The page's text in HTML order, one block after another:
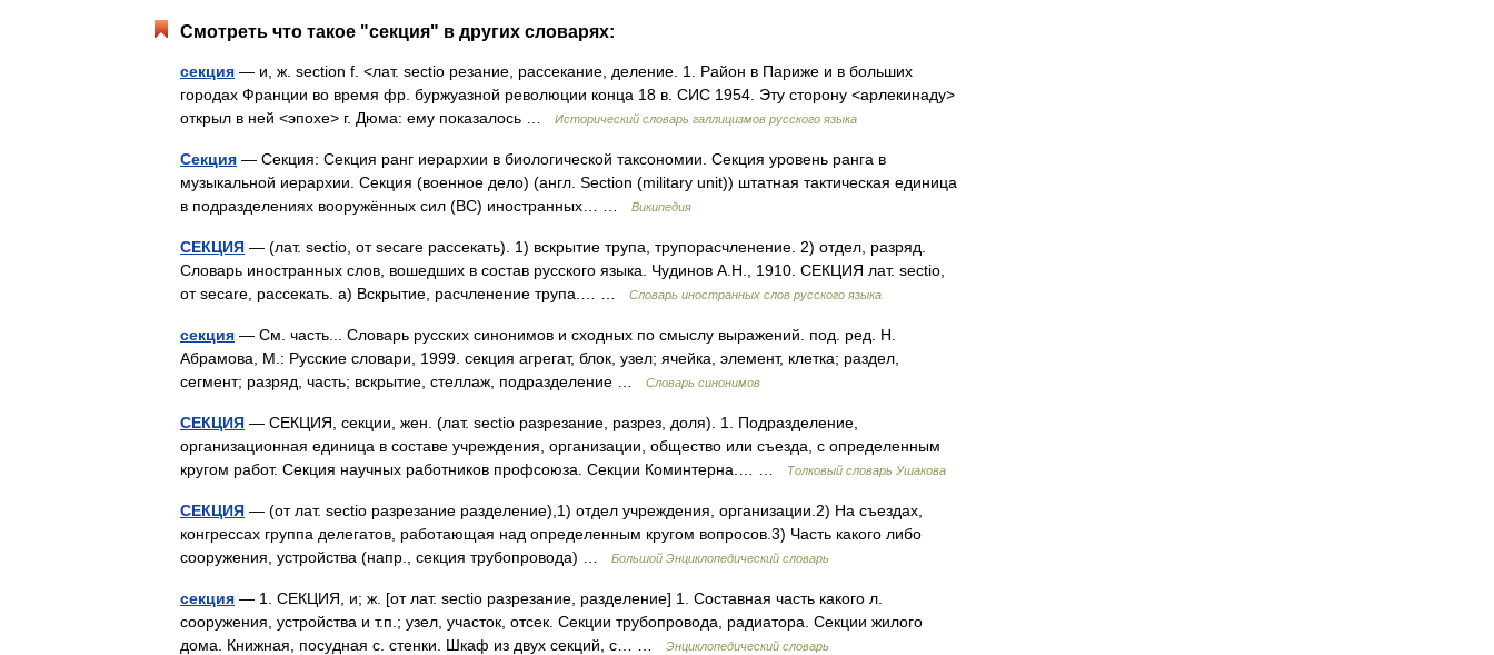
Смотреть что такое "секция" в других словарях:
секция — и, ж. section f. <лат. sectio резание, рассекание, деление. 1. Район в Париже и в больших
городах Франции во время фр. буржуазной революции конца 18 в. СИС 1954. Эту сторону <арлекинаду>
открыл в ней <эпохе> г. Дюма: ему показалось …
Исторический словарь галлицизмов русского языка
Секция — Секция: Секция ранг иерархии в биологической таксономии. Секция уровень ранга в
музыкальной иерархии. Секция (военное дело) (англ. Section (military unit)) штатная тактическая единица
в подразделениях вооружённых сил (ВС) иностранных… …
Википедия
СЕКЦИЯ — (лат. sectio, от secare рассекать). 1) вскрытие трупа, трупорасчленение. 2) отдел, разряд.
Словарь иностранных слов, вошедших в состав русского языка. Чудинов А.Н., 1910. СЕКЦИЯ лат. sectio,
от secare, рассекать. а) Вскрытие, расчленение трупа.… …
Словарь иностранных слов русского языка
секция — См. часть... Словарь русских синонимов и сходных по смыслу выражений. под. ред. Н.
Абрамова, М.: Русские словари, 1999. секция агрегат, блок, узел; ячейка, элемент, клетка; раздел,
сегмент; разряд, часть; вскрытие, стеллаж, подразделение …
Словарь синонимов
СЕКЦИЯ — СЕКЦИЯ, секции, жен. (лат. sectio разрезание, разрез, доля). 1. Подразделение,
организационная единица в составе учреждения, организации, общество или съезда, с определенным
кругом работ. Секция научных работников профсоюза. Секции Коминтерна.… …
Толковый словарь Ушакова
СЕКЦИЯ — (от лат. sectio разрезание разделение),1) отдел учреждения, организации.2) На съездах,
конгрессах группа делегатов, работающая над определенным кругом вопросов.3) Часть какого либо
сооружения, устройства (напр., секция трубопровода) …
Большой Энциклопедический словарь
секция — 1. СЕКЦИЯ, и; ж. [от лат. sectio разрезание, разделение] 1. Составная часть какого л.
сооружения, устройства и т.п.; узел, участок, отсек. Секции трубопровода, радиатора. Секции жилого
дома. Книжная, посудная с. стенки. Шкаф из двух секций, с… …
Энциклопедический словарь